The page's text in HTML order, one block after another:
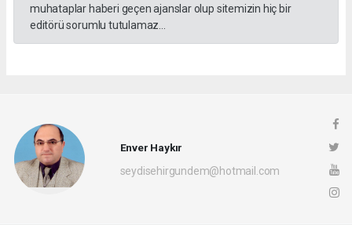
muhataplar haberi geçen ajanslar olup sitemizin hiç bir
editörü sorumlu tutulamaz...
Enver Haykır
seydisehirgundem@hotmail.com